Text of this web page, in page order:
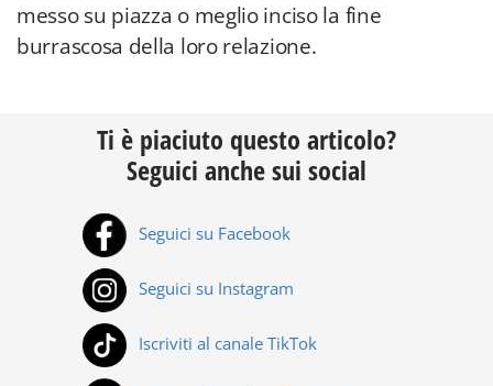
messo su piazza o meglio inciso la fine
burrascosa della loro relazione.
Ti è piaciuto questo articolo?
Seguici anche sui social
Seguici su Facebook
Seguici su Instagram
Iscriviti al canale TikTok